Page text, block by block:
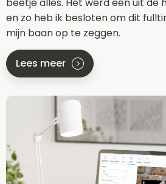
beetje alles. Het werd een uit de
en zo heb ik besloten om dit
mijn baan op te zeggen.
Lees meer